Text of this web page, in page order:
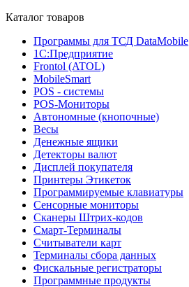
Каталог товаров
Программы для ТСД DataMobile
1С:Предприятие
Frontol (ATOL)
MobileSmart
POS - системы
POS-Мониторы
Автономные (кнопочные)
Весы
Денежные ящики
Детекторы валют
Дисплей покупателя
Принтеры Этикеток
Программируемые клавиатуры
Сенсорные мониторы
Сканеры Штрих-кодов
Смарт-Терминалы
Считыватели карт
Терминалы сбора данных
Фискальные регистраторы
Программные продукты